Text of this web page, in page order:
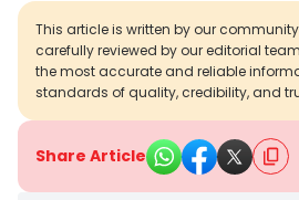
This article is written by our
carefully reviewed by our editorial
the most accurate and reliable
standards of quality, credibility, and
Share Article